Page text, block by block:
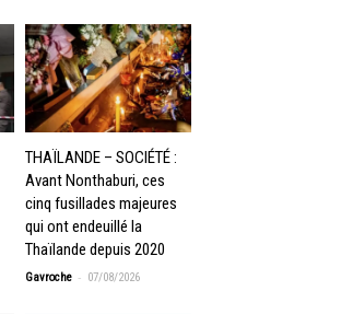
THAÏLANDE – SOCIÉTÉ :
Avant Nonthaburi, ces
cinq fusillades majeures
qui ont endeuillé la
Thaïlande depuis 2020
Gavroche - 07/08/2026